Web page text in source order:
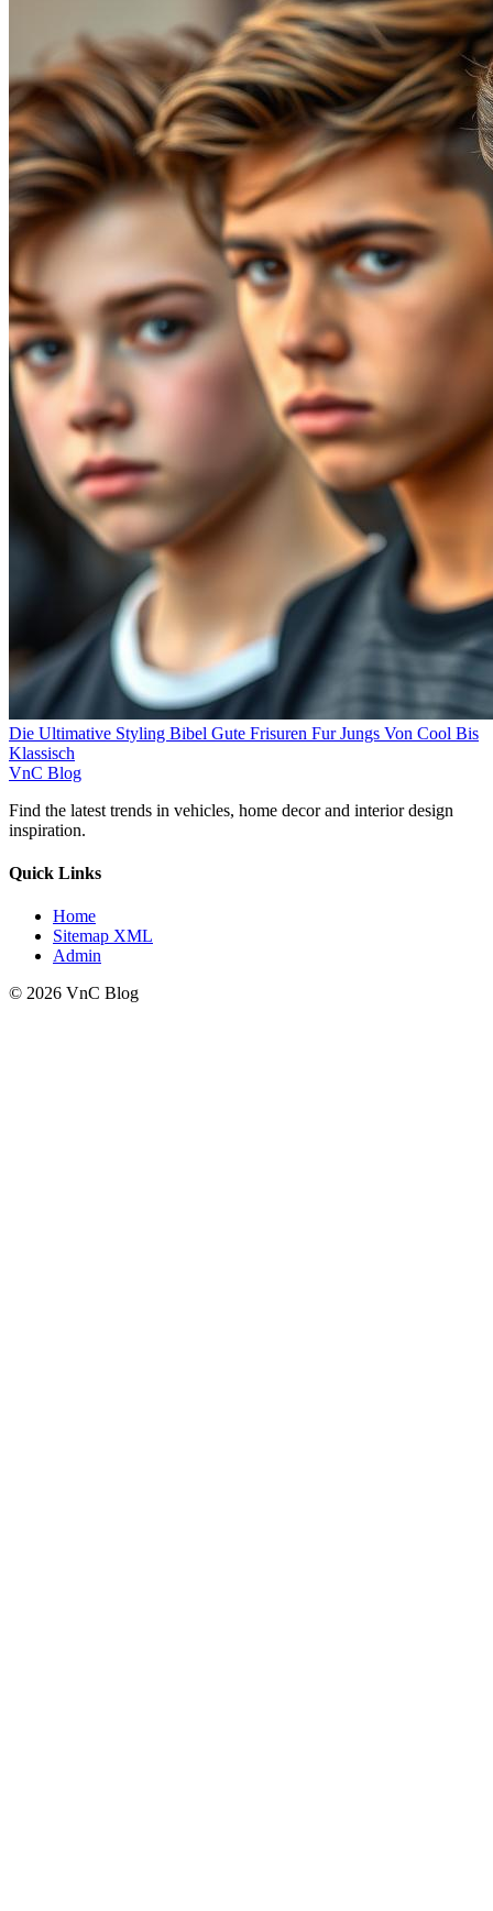
Die Ultimative Styling Bibel Gute Frisuren Fur Jungs Von Cool Bis
Klassisch
VnC Blog
Find the latest trends in vehicles, home decor and interior design
inspiration.
Quick Links
Home
Sitemap XML
Admin
© 2026 VnC Blog